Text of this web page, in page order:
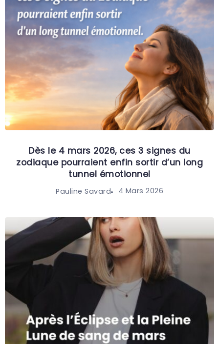
Dès le 4 mars 2026, ces 3 signes du
zodiaque pourraient enfin sortir d’un long
tunnel émotionnel
Pauline Savard 4 Mars 2026